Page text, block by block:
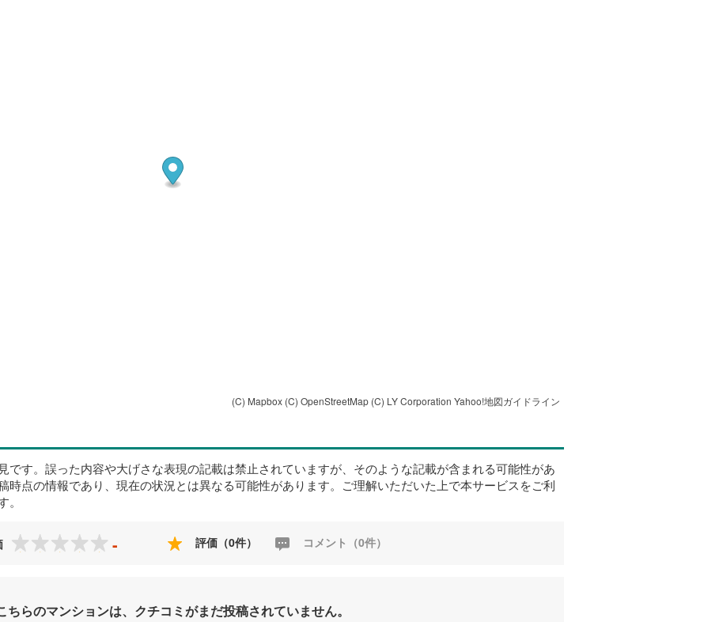
(C) Mapbox (C) OpenStreetMap (C) LY Corporation Yahoo!地図ガイドライン
です。誤った内容や大げさな表現の記載は禁止されていますが、そのような記載が含まれる可能性があ
時点の情報であり、現在の状況とは異なる可能性があります。ご理解いただいた上で本サービスをご利
- 評価（0件） コメント（0件）
ちらのマンションは、クチコミがまだ投稿されていません。